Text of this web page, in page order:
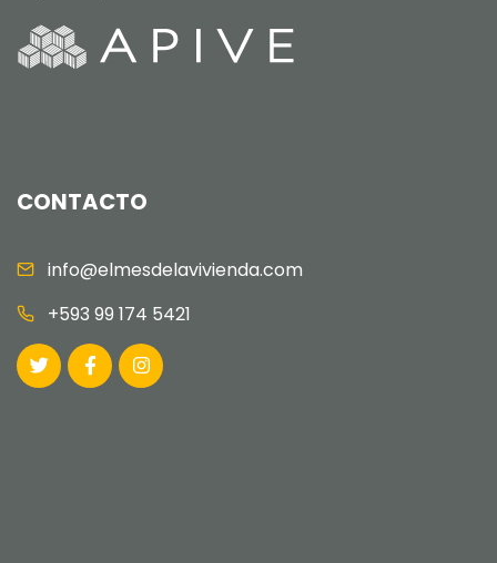
CONTACTO
info@elmesdelavivienda.com
+593 99 174 5421